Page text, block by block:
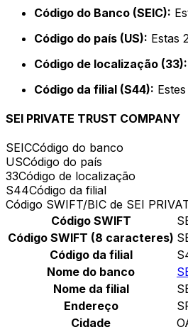
Código do Banco (SEIC):
Código do país (US): Estas
Código de localização (33):
Código da filial (S44):
SEI PRIVATE TRUST COMPANY
SEICCódigo do banco
USCódigo do país
33Código de localização
S44Código da filial
Código SWIFT/BIC de SEI
Código SWIFT
Código SWIFT (8 caracteres)
Código da filial
Nome do banco
Nome da filial
Endereço
Cidade